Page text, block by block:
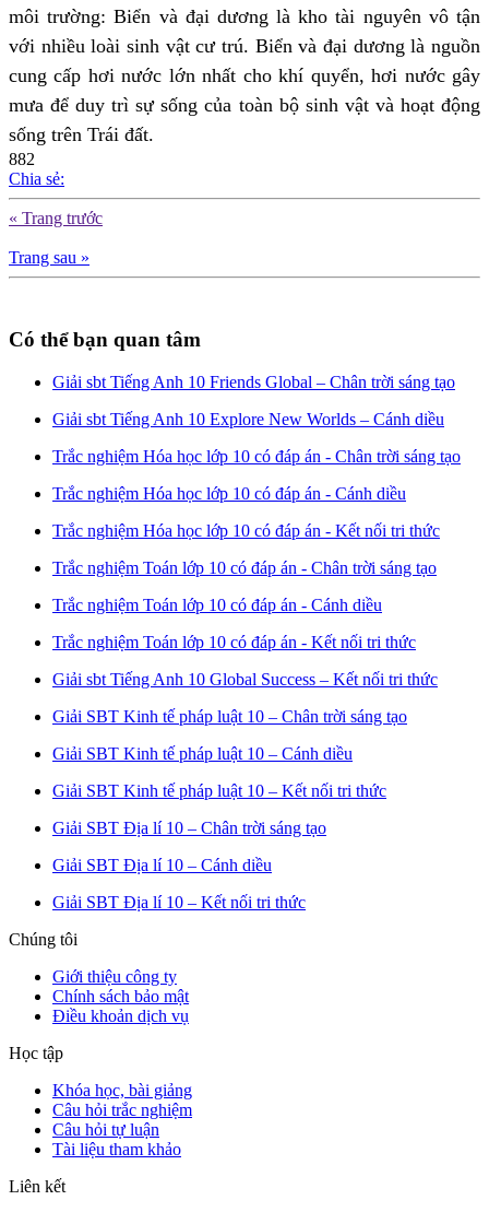
môi trường: Biển và đại dương là kho tài nguyên vô tận
với nhiều loài sinh vật cư trú. Biển và đại dương là nguồn
cung cấp hơi nước lớn nhất cho khí quyển, hơi nước gây
mưa để duy trì sự sống của toàn bộ sinh vật và hoạt động
sống trên Trái đất.
882
Chia sẻ:
« Trang trước
Trang sau »
Có thể bạn quan tâm
Giải sbt Tiếng Anh 10 Friends Global – Chân trời sáng tạo
Giải sbt Tiếng Anh 10 Explore New Worlds – Cánh diều
Trắc nghiệm Hóa học lớp 10 có đáp án - Chân trời sáng tạo
Trắc nghiệm Hóa học lớp 10 có đáp án - Cánh diều
Trắc nghiệm Hóa học lớp 10 có đáp án - Kết nối tri thức
Trắc nghiệm Toán lớp 10 có đáp án - Chân trời sáng tạo
Trắc nghiệm Toán lớp 10 có đáp án - Cánh diều
Trắc nghiệm Toán lớp 10 có đáp án - Kết nối tri thức
Giải sbt Tiếng Anh 10 Global Success – Kết nối tri thức
Giải SBT Kinh tế pháp luật 10 – Chân trời sáng tạo
Giải SBT Kinh tế pháp luật 10 – Cánh diều
Giải SBT Kinh tế pháp luật 10 – Kết nối tri thức
Giải SBT Địa lí 10 – Chân trời sáng tạo
Giải SBT Địa lí 10 – Cánh diều
Giải SBT Địa lí 10 – Kết nối tri thức
Chúng tôi
Giới thiệu công ty
Chính sách bảo mật
Điều khoản dịch vụ
Học tập
Khóa học, bài giảng
Câu hỏi trắc nghiệm
Câu hỏi tự luận
Tài liệu tham khảo
Liên kết